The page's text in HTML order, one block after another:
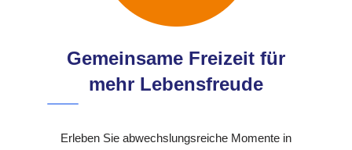
Gemeinsame Freizeit für
mehr Lebensfreude
Erleben Sie abwechslungsreiche Momente in